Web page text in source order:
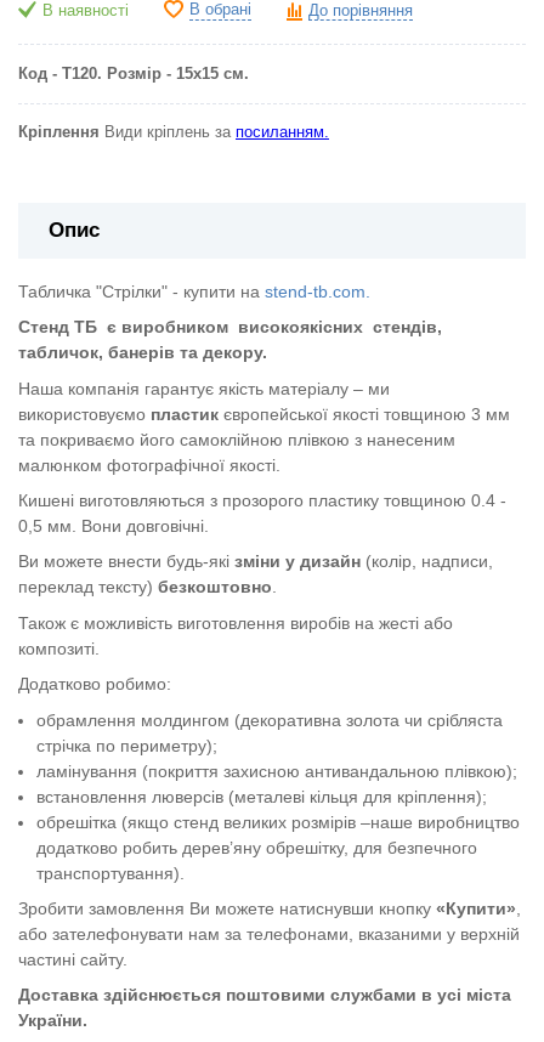
В наявності В обрані До порівняння
Код - Т120. Розмір - 15х15 см.
Кріплення Види кріплень за посиланням.
Опис
Табличка "Стрілки" - купити на stend-tb.com.
Стенд ТБ є виробником високоякісних стендів,
табличок, банерів та декору.
Наша компанія гарантує якість матеріалу – ми
використовуємо пластик європейської якості товщиною 3 мм
та покриваємо його самоклійною плівкою з нанесеним
малюнком фотографічної якості.
Кишені виготовляються з прозорого пластику товщиною 0.4 -
0,5 мм. Вони довговічні.
Ви можете внести будь-які зміни у дизайн (колір, надписи,
переклад тексту) безкоштовно.
Також є можливість виготовлення виробів на жесті або
композиті.
Додатково робимо:
обрамлення молдингом (декоративна золота чи срібляста
стрічка по периметру);
ламінування (покриття захисною антивандальною плівкою);
встановлення люверсів (металеві кільця для кріплення);
обрешітка (якщо стенд великих розмірів –наше виробництво
додатково робить дерев’яну обрешітку, для безпечного
транспортування).
Зробити замовлення Ви можете натиснувши кнопку «Купити»
або зателефонувати нам за телефонами, вказаними у верхній
частині сайту.
Доставка здійснюється поштовими службами в усі міста
України.